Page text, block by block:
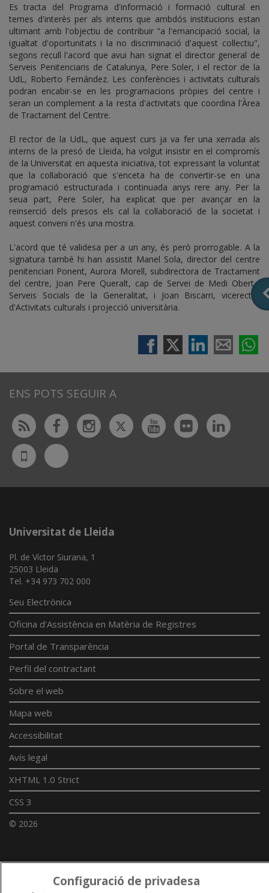
Es tracta del Programa d'informació i formació cultural en
temes d'interès per als interns que ambdós institucions estan
ultimant amb l'objectiu de contribuir "a l'emancipació social, la
igualtat d'oportunitats i la no discriminació d'aquest col·lectiu",
segons recull l'acord que avui han signat el director general de
Serveis Penitenciaris de Catalunya, Pere Soler, i el rector de la
UdL, Roberto Fernández. Les conferències i activitats culturals
podran encabir-se en les programacions pròpies del centre i
seran un complement a la resta d'activitats que coordina l'Àrea
de Tractament del Centre.
El rector de la UdL, que aquest curs ja va fer una xerrada als
interns de la presó de Lleida, ha volgut insistir en el compromís
de la Universitat en aquesta iniciativa, tot expressant la voluntat
que la col·laboració que s'enceta ha de convertir-se en una
programació estructurada i continuada anys rere any. Per la
seua part, Pere Soler, ha explicat que per avançar en la
reinserció dels presos els cal la col·laboració de la societat i
aquest conveni n'és una mostra.
L'acord que té validesa per a un any, és però prorrogable. A la
signatura també hi han assistit Manel Sola, director del centre
penitenciari Ponent, Aurora Morell, subdirectora de Tractament
del centre, Joan Pere Queralt, cap de Servei de Medi Obert i
Serveis Socials de la Generalitat, i Joan Biscarri, vicerector
d'Activitats culturals i projecció universitària.
ENS POTS SEGUIR A
Rss FacebookInstagram
TwitterYoutubeFlickr
UdL
App
Bluesky
Universitat de Lleida
Pl. de Víctor Siurana, 1
25003 Lleida
Tel. +34 973 702 000
Seu Electrònica
Oficina d'Assistència en Matèria de Registres
Portal de Transparència
Perfil del contractant
Sobre el web
Mapa web
Accessibilitat
Avís legal
XHTML 1.0 Strict
CSS 3
© 2026
Configuració de privadesa